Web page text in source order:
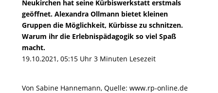
Neukirchen hat seine Kürbiswerkstatt erstmals
geöffnet. Alexandra Ollmann bietet kleinen
Gruppen die Möglichkeit, Kürbisse zu schnitzen.
Warum ihr die Erlebnispädagogik so viel Spaß
macht.
19.10.2021, 05:15 Uhr 3 Minuten Lesezeit
Von Sabine Hannemann, Quelle: www.rp-online.de